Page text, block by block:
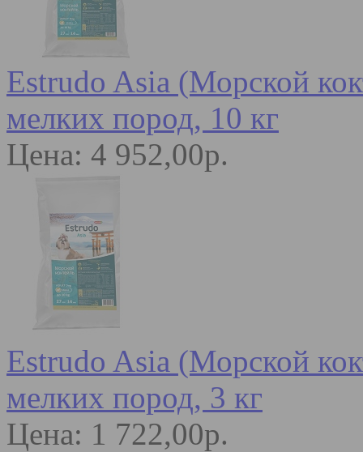
Estrudo Asia (Морской
мелких пород, 10 кг
Цена: 4 952,00р.
Estrudo Asia (Морской
мелких пород, 3 кг
Цена: 1 722,00р.